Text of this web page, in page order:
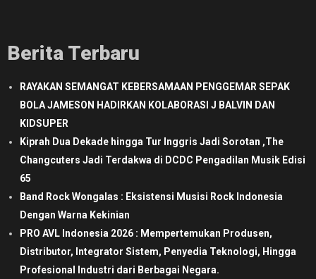
Berita Terbaru
RAYAKAN SEMANGAT KEBERSAMAAN PENGGEMAR SEPAK
BOLA JAMESON HADIRKAN KOLABORASI J BALVIN DAN
KIDSUPER
Kiprah Dua Dekade hingga Tur Inggris Jadi Sorotan ,The
Changcuters Jadi Terdakwa di DCDC Pengadilan Musik Edisi
65
Band Rock Wongalas : Eksistensi Musisi Rock Indonesia
Dengan Warna Kekinian
PRO AVL Indonesia 2026 : Mempertemukan Produsen,
Distributor, Integrator Sistem, Penyedia Teknologi, Hingga
Profesional Industri dari Berbagai Negara.